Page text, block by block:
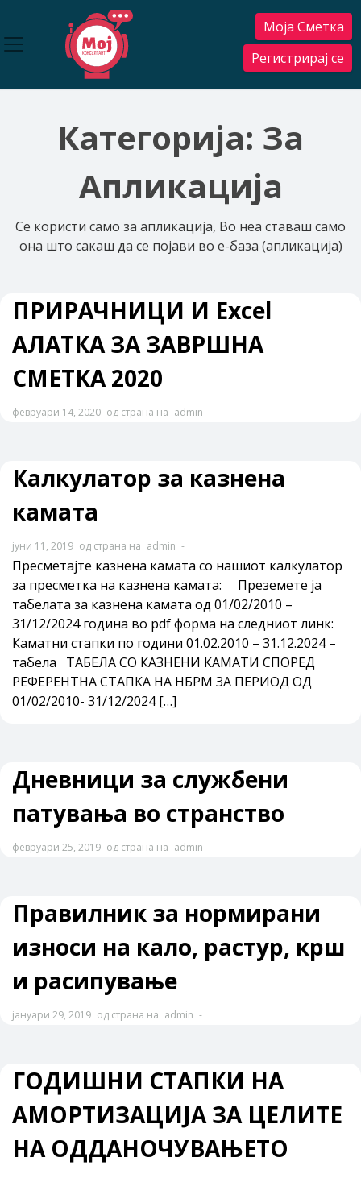
содржината
Моја Сметка
Регистрирај се
Категорија: За
Апликација
Се користи само за апликација, Во неа ставаш само
она што сакаш да се појави во е-база (апликација)
ПРИРАЧНИЦИ И Excel
АЛАТКА ЗА ЗАВРШНА
СМЕТКА 2020
февруари 14, 2020 од страна на admin -
Калкулатор за казнена
камата
јуни 11, 2019 од страна на admin -
Пресметајте казнена камата со нашиот калкулатор
за пресметка на казнена камата: Преземете ја
табелата за казнена камата од 01/02/2010 –
31/12/2024 година во pdf форма на следниот линк:
Каматни стапки по години 01.02.2010 – 31.12.2024 –
табела ТАБЕЛА СО КАЗНЕНИ КАМАТИ СПОРЕД
РЕФЕРЕНТНА СТАПКА НА НБРМ ЗА ПЕРИОД ОД
01/02/2010- 31/12/2024 […]
Дневници за службени
патувања во странство
февруари 25, 2019 од страна на admin -
Правилник за нормирани
износи на кало, растур, крш
и расипување
јануари 29, 2019 од страна на admin -
ГОДИШНИ СТАПКИ НА
АМОРТИЗАЦИЈА ЗА ЦЕЛИТЕ
НА ОДДАНОЧУВАЊЕТО